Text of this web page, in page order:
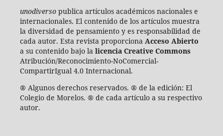
unodiversopublica artículos académicos nacionales e
internacionales. El contenido de los artículos muestra
la diversidad de pensamiento y es responsabilidad de
cada autor. Esta revista proporciona Acceso Abierto
a su contenido bajo la licencia Creative Commons
Atribución/Reconocimiento-NoComercial-
CompartirIgual 4.0 Internacional.
® Algunos derechos reservados. ® de la edición: El
Colegio de Morelos. ® de cada artículo a su respectivo
autor.